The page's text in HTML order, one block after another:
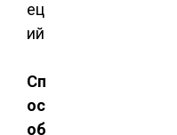
ец
ий
Сп
ос
об